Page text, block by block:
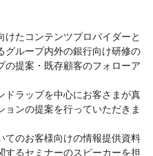
けたコンテンツプロバイダーと
グループ内外の銀行向け研修の
の提案・既存顧客のフォローア
ドラップを中心にお客さまが真
ンの提案を行っていただきま
てのお客様向けの情報提供資料
るセミナーのスピーカーを担